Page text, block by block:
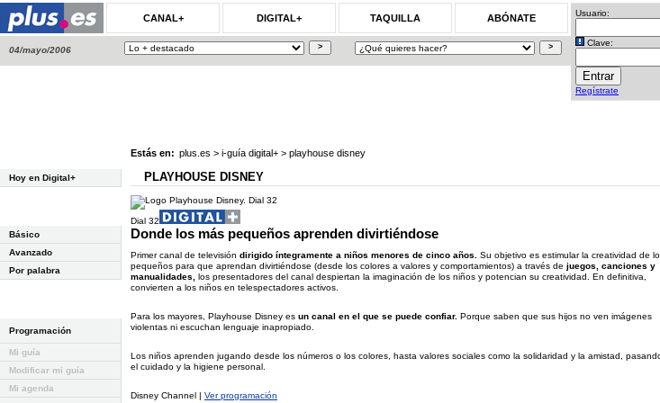
CANAL+ DIGITAL+ TAQUILLA ABÓNATE
04/mayo/2006
Usuario:
Clave:
Regístrate
Hoy en Digital+
Básico
Avanzado
Por palabra
Programación
Mi guía
Modificar mi guía
Mi agenda
Estás en: plus.es > i-guía digital+ > playhouse disney
PLAYHOUSE DISNEY
Dial 32
Donde los más pequeños aprenden divirtiéndose
Primer canal de televisión dirigido íntegramente a niños menores de cinco años.
Su objetivo es estimular la creatividad de
pequeños para que aprendan divirtiéndose (desde los colores a valores y comportamientos) a través de juegos, canciones y
manualidades, los presentadores del canal despiertan la imaginación de los niños y potencian su creatividad. En definitiva,
convierten a los niños en telespectadores activos.
Para los mayores, Playhouse Disney es un canal en el que se puede confiar. Porque saben que sus hijos no ven imágenes
violentas ni escuchan lenguaje inapropiado.
Los niños aprenden jugando desde los números o los colores, hasta valores sociales como la solidaridad y la amistad,
el cuidado y la higiene personal.
Disney Channel | Ver programación